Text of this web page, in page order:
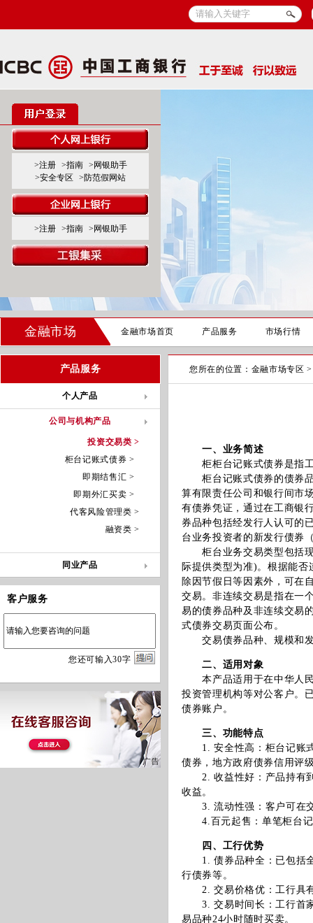
>注册 >指南
>网银助手
>安全专区
>防范假网站
>注册 >指南 >网银助手
金融市场 金融市场首页 产品服务 市场行情
产品服务
个人产品
公司与机构产品
投资交易类 >
柜台记账式债券 >
即期结售汇 >
即期外汇买卖 >
代客风险管理类 >
融资类 >
同业产品
客户服务
您还可输入30字
您所在的位置： 金融市场专区
一、业务简述
柜柜台记账式债券是指工
柜台记账式债券的债券品
算有限责任公司和银行间市
有债券凭证，通过在工商银
券品种包括经发行人认可的
台业务投资者的新发行债券
柜台业务交易类型包括现
际提供类型为准)。根据能
除因节假日等因素外，可在
交易。非连续交易是指在一
易的债券品种及非连续交易
式债券交易页面公布。
交易债券品种、规模和发
二、适用对象
本产品适用于在中华人民
投资管理机构等对公客户。
债券账户。
三、功能特点
1. 安全性高：柜台记账式
债券，地方政府债券信用评
2. 收益性好：产品持有到
收益。
3. 流动性强：客户可在交
4.百元起售：单笔柜台记
四、工行优势
1. 债券品种全：已包括全
行债券等。
2. 交易价格优：工行具有
3. 交易时间长：工行首家
易品种24小时随时买卖。